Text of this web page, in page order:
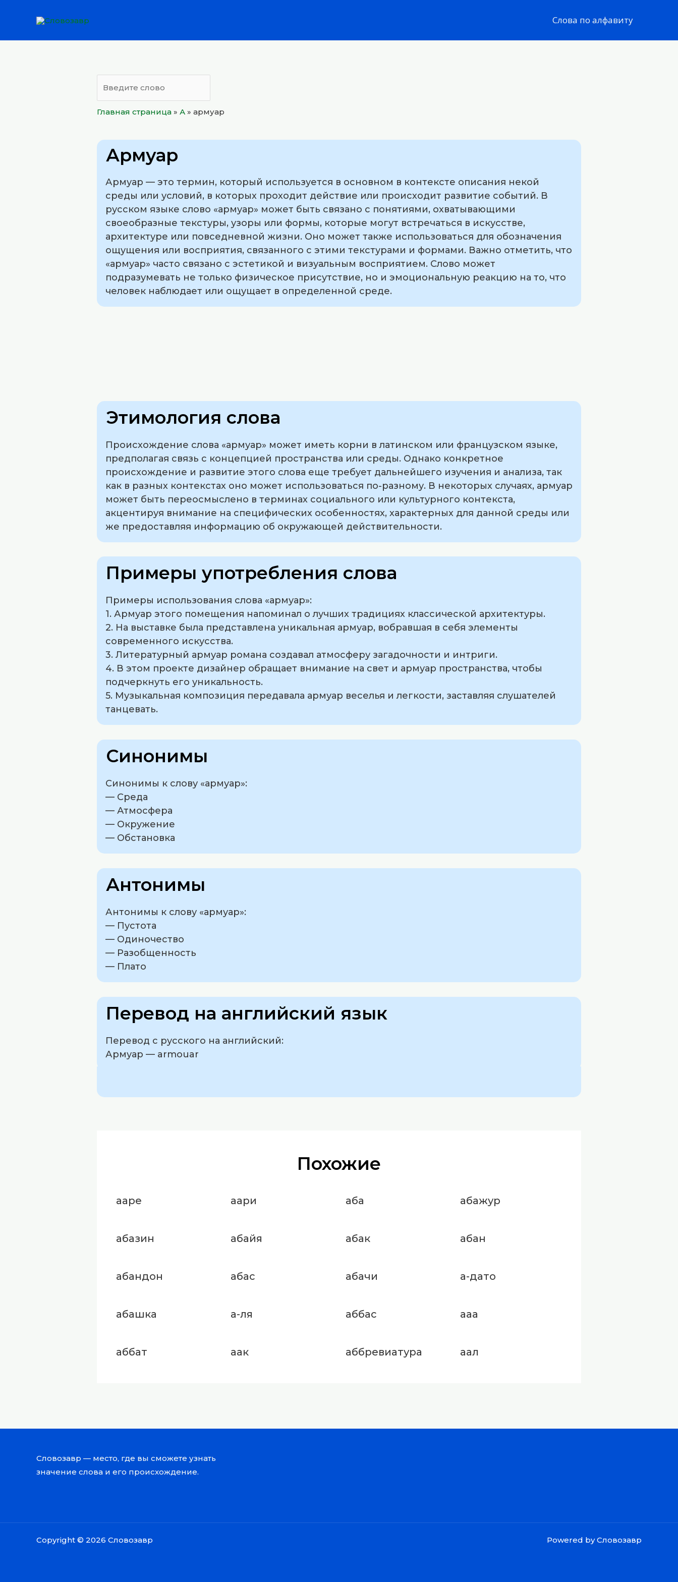
Слова по алфавиту
Главная страница » А » армуар
Армуар
Армуар — это термин, который используется в основном в контексте описания некой
среды или условий, в которых проходит действие или происходит развитие событий. В
русском языке слово «армуар» может быть связано с понятиями, охватывающими
своеобразные текстуры, узоры или формы, которые могут встречаться в искусстве,
архитектуре или повседневной жизни. Оно может также использоваться для обозначения
ощущения или восприятия, связанного с этими текстурами и формами. Важно отметить, что
«армуар» часто связано с эстетикой и визуальным восприятием. Слово может
подразумевать не только физическое присутствие, но и эмоциональную реакцию на то, что
человек наблюдает или ощущает в определенной среде.
Этимология слова
Происхождение слова «армуар» может иметь корни в латинском или французском языке,
предполагая связь с концепцией пространства или среды. Однако конкретное
происхождение и развитие этого слова еще требует дальнейшего изучения и анализа, так
как в разных контекстах оно может использоваться по-разному. В некоторых случаях, армуар
может быть переосмыслено в терминах социального или культурного контекста,
акцентируя внимание на специфических особенностях, характерных для данной среды или
же предоставляя информацию об окружающей действительности.
Примеры употребления слова
Примеры использования слова «армуар»:
1. Армуар этого помещения напоминал о лучших традициях классической архитектуры.
2. На выставке была представлена уникальная армуар, вобравшая в себя элементы
современного искусства.
3. Литературный армуар романа создавал атмосферу загадочности и интриги.
4. В этом проекте дизайнер обращает внимание на свет и армуар пространства, чтобы
подчеркнуть его уникальность.
5. Музыкальная композиция передавала армуар веселья и легкости, заставляя слушателей
танцевать.
Синонимы
Синонимы к слову «армуар»:
— Среда
— Атмосфера
— Окружение
— Обстановка
Антонимы
Антонимы к слову «армуар»:
— Пустота
— Одиночество
— Разобщенность
— Плато
Перевод на английский язык
Перевод с русского на английский:
Армуар — armouar
Похожие
ааре аари аба абажур
абазин абайя абак абан
абандон абас абачи а-дато
абашка а-ля аббас ааа
аббат аак аббревиатура аал
Словозавр — место, где вы сможете узнать
значение слова и его происхождение.
Copyright © 2026 Словозавр Powered by Словозавр